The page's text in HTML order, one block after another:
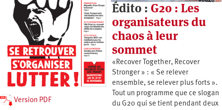
Édito : G20 : Les
organisateurs du
chaos à leur
sommet
«Recover Together, Recover
Stronger » : « Se relever
ensemble, se relever plus forts ».
Tout un programme que ce slogan
du G20 qui se tient pendant deux
Version PDF